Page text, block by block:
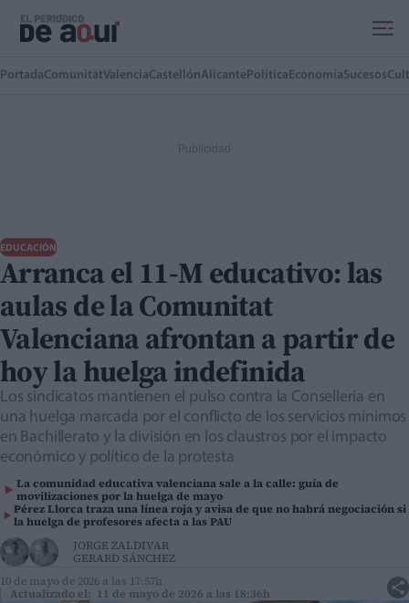
PortadaComunitatValenciaCastellónAlicante Política EconomíaSucesos
EDUCACIÓN
Arranca el 11-M educativo: las
aulas de la Comunitat
Valenciana afrontan a partir de
hoy la huelga indefinida
Los sindicatos mantienen el pulso contra la Conselleria en
una huelga marcada por el conflicto de los servicios mínimos
en Bachillerato y la división en los claustros por el impacto
económico y político de la protesta
La comunidad educativa valenciana sale a la calle: guía de
movilizaciones por la huelga de mayo
Pérez Llorca traza una línea roja y avisa de que no habrá negociación si
la huelga de profesores afecta a las PAU
JORGE ZALDIVAR
GERARD SÁNCHEZ
10 de mayo de 2026 a las 17:57h
Actualizado el: 11 de mayo de 2026 a las 18:36h